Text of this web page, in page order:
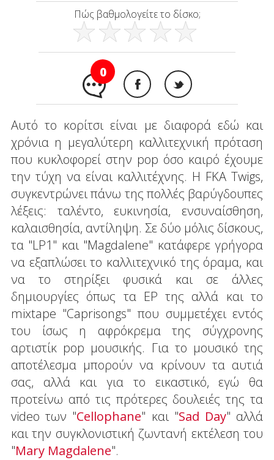
Πώς βαθμολογείτε το δίσκο;
0
Αυτό το κορίτσι είναι με διαφορά εδώ και
χρόνια η μεγαλύτερη καλλιτεχνική πρόταση
που κυκλοφορεί στην pop όσο καιρό έχουμε
την τύχη να είναι καλλιτέχνης. Η FKA Twigs,
συγκεντρώνει πάνω της πολλές βαρύγδουπες
λέξεις: ταλέντο, ευκινησία, ενσυναίσθηση,
καλαισθησία, αντίληψη. Σε δύο μόλις δίσκους,
τα "LP1" και "Magdalene" κατάφερε γρήγορα
να εξαπλώσει το καλλιτεχνικό της όραμα, και
να το στηρίξει φυσικά και σε άλλες
δημιουργίες όπως τα EP της αλλά και το
mixtape "Caprisongs" που συμμετέχει εντός
του ίσως η αφρόκρεμα της σύγχρονης
αρτιστίκ pop μουσικής. Για το μουσικό της
αποτέλεσμα μπορούν να κρίνουν τα αυτιά
σας, αλλά και για το εικαστικό, εγώ θα
προτείνω από τις πρότερες δουλειές της τα
video των "Cellophane" και "Sad Day" αλλά
και την συγκλονιστική ζωντανή εκτέλεση του
"Mary Magdalene".